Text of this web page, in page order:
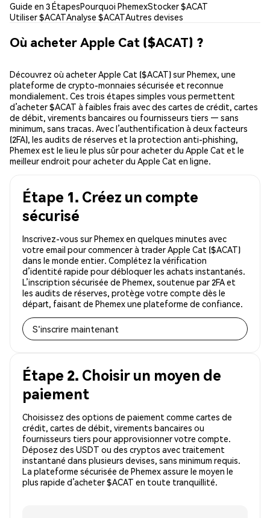
Guide en 3 ÉtapesPourquoi PhemexStocker $ACAT
Utiliser $ACATAnalyse $ACATAutres devises
Où acheter Apple Cat ($ACAT) ?
Découvrez où acheter Apple Cat ($ACAT) sur Phemex, une
plateforme de crypto-monnaies sécurisée et reconnue
mondialement. Ces trois étapes simples vous permettent
d’acheter $ACAT à faibles frais avec des cartes de crédit, cartes
de débit, virements bancaires ou fournisseurs tiers — sans
minimum, sans tracas. Avec l’authentification à deux facteurs
(2FA), les audits de réserves et la protection anti-phishing,
Phemex est le lieu le plus sûr pour acheter du Apple Cat et le
meilleur endroit pour acheter du Apple Cat en ligne.
Étape 1. Créez un compte
sécurisé
Inscrivez-vous sur Phemex en quelques minutes avec
votre email pour commencer à trader Apple Cat ($ACAT)
dans le monde entier. Complétez la vérification
d’identité rapide pour débloquer les achats instantanés.
L’inscription sécurisée de Phemex, soutenue par 2FA et
les audits de réserves, protège votre compte dès le
départ, faisant de Phemex une plateforme de confiance.
S'inscrire maintenant
Étape 2. Choisir un moyen de
paiement
Choisissez des options de paiement comme cartes de
crédit, cartes de débit, virements bancaires ou
fournisseurs tiers pour approvisionner votre compte.
Déposez des USDT ou des cryptos avec traitement
instantané dans plusieurs devises, sans minimum requis.
La plateforme sécurisée de Phemex assure le moyen le
plus rapide d’acheter $ACAT en toute tranquillité.